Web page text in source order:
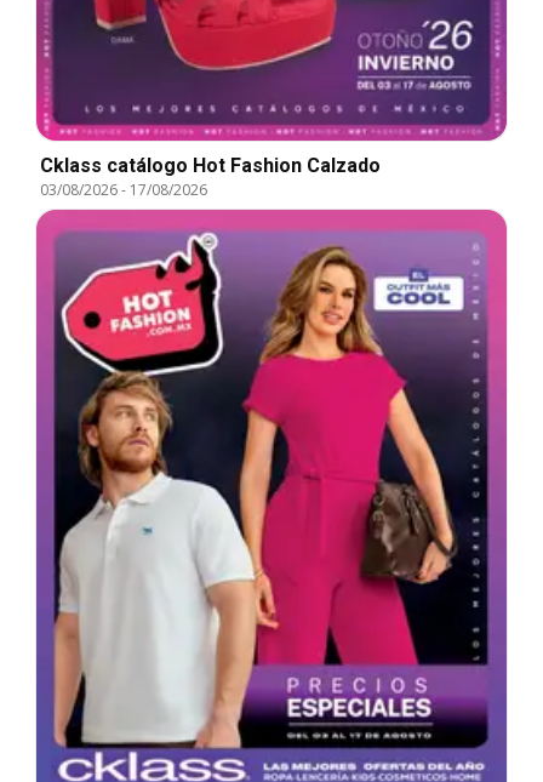
Cklass catálogo Hot Fashion Calzado
03/08/2026- 17/08/2026